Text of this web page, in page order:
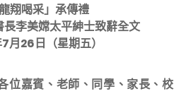
龍翔喝采」承傳禮
李美嫦太平紳士致辭全文
7月26日（星期五）
位嘉賓、老師、同學、家長、校